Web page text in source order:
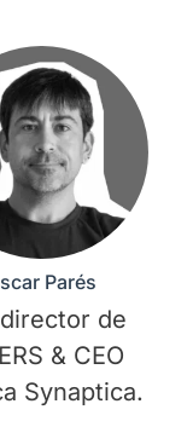
Parés
de
& CEO
Synaptica.